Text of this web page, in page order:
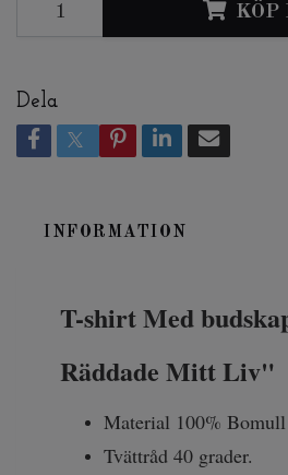
Dela
INFORMATION
T-shirt Med
Räddade Mitt Liv"
Material 100% Bomull
Tvättråd 40 grader.